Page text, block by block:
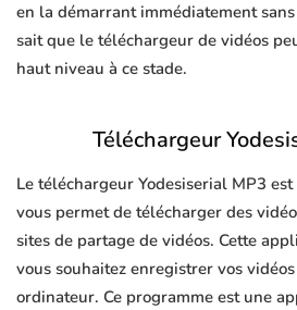
en la démarrant immédiatement
sait que le téléchargeur de vidéos
haut niveau à ce stade.
Téléchargeur
Le téléchargeur Yodesiserial MP3
vous permet de télécharger des
sites de partage de vidéos. Cette
vous souhaitez enregistrer vos
ordinateur. Ce programme est une